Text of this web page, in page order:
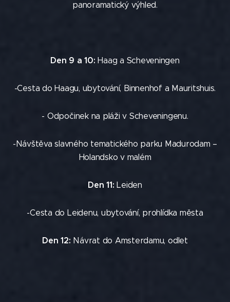
panoramatický výhled.
Den 9 a 10: Haag a Scheveningen
-Cesta do Haagu, ubytování, Binnenhof a Mauritshuis.
- Odpočinek na pláži v Scheveningenu.
-Návštěva slavného tematického parku Madurodam –
Holandsko v malém
Den 11: Leiden
-Cesta do Leidenu, ubytování, prohlídka města
Den 12: Návrat do Amsterdamu, odlet